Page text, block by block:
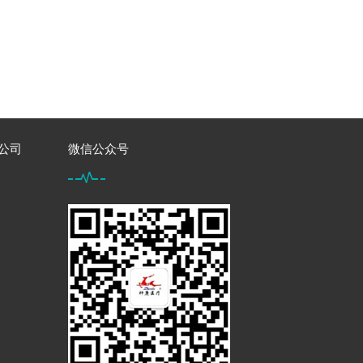
司 微信公众号